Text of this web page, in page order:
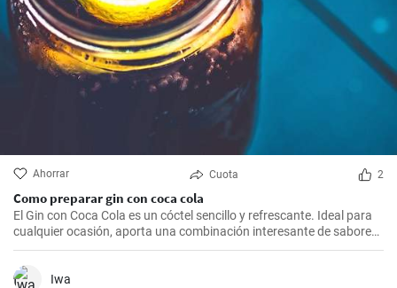
Ahorrar Cuota 2
Como preparar gin con coca cola
El Gin con Coca Cola es un cóctel sencillo y refrescante. Ideal para
cualquier ocasión, aporta una combinación interesante de sabores
que resultarán del agrado para quienes disfrutan de bebidas
espirituosas mezcladas con refrescos. Aunque puede parecer poco
común mezclar gin con Coca Cola, esta receta puede sorprender
Iwa